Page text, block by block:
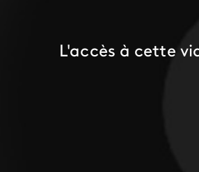
L'accès à cette